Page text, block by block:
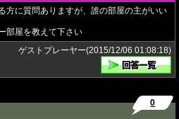
方に質問ありますが、誰の部屋の主がいい
部屋を教えて下さい
ゲストプレーヤー(2015/12/06 01:08:18)
0